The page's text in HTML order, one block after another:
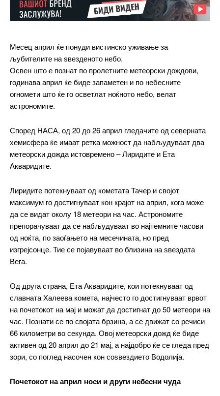
━ pricing plans
Месец април ќе понуди вистинско уживање за
љубителите на ѕвезденото небо.
Освен што е познат по пролетните метеорски дождови,
годинава април ќе биде запаметен и по небесните
огномети што ќе го осветлат ноќното небо, велат
астрономите.
Според НАСА, од 20 до 26 април гледачите од северната
хемисфера ќе имаат ретка можност да набљудуваат два
метеорски дожда истовремено – Лиридите и Ета
Акваридите.
Лиридите потекнуваат од кометата Тачер и својот
максимум го достигнуваат кон крајот на април, кога може
да се видат околу 18 метеори на час. Астрономите
препорачуваат да се набљудуваат во најтемните часови
од ноќта, по заоѓањето на месечината, но пред
изгрејсонце. Тие се појавуваат во близина на ѕвездата
Вега.
Од друга страна, Ета Акваридите, кои потекнуваат од
славната Халеева комета, најчесто го достигнуваат врвот
на почетокот на мај и можат да достигнат до 50 метеори на
час. Познати се по својата брзина, а се движат со речиси
66 километри во секунда. Овој метеорски дожд ќе биде
активен од 20 април до 21 мај, а најдобро ќе се гледа пред
зори, со поглед насочен кон соѕвездието Водолија.
Почетокот на април носи и други небесни чуда